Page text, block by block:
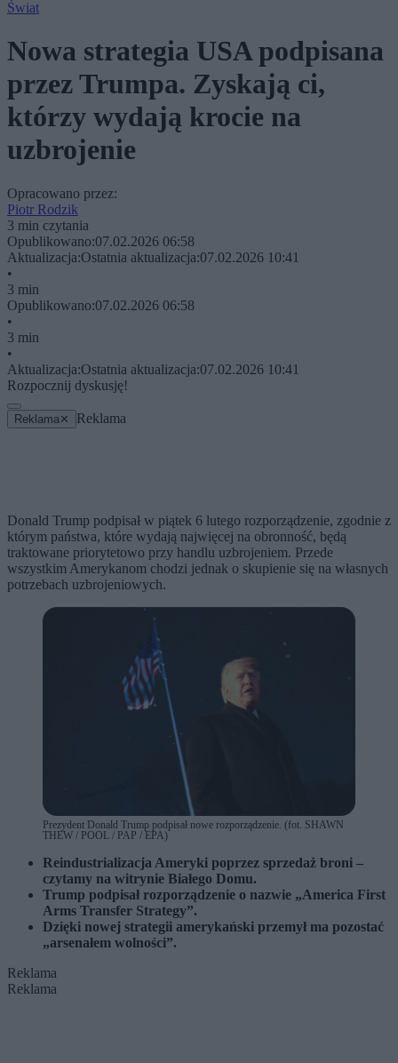
Świat
Nowa strategia USA podpisana
przez Trumpa. Zyskają ci,
którzy wydają krocie na
uzbrojenie
Opracowano przez:
Piotr Rodzik
3 min czytania
Opublikowano:07.02.2026 06:58
Aktualizacja:Ostatnia aktualizacja:07.02.2026 10:41
•
3 min
Opublikowano:07.02.2026 06:58
•
3 min
•
Aktualizacja:Ostatnia aktualizacja:07.02.2026 10:41
Rozpocznij dyskusję!
Reklama ✕ Reklama
Donald Trump podpisał w piątek 6 lutego rozporządzenie, zgodnie z
którym państwa, które wydają najwięcej na obronność, będą
traktowane priorytetowo przy handlu uzbrojeniem. Przede
wszystkim Amerykanom chodzi jednak o skupienie się na własnych
potrzebach uzbrojeniowych.
Prezydent Donald Trump podpisał nowe rozporządzenie. (fot. SHAWN
THEW / POOL / PAP / EPA)
Reindustrializacja Ameryki poprzez sprzedaż broni –
czytamy na witrynie Białego Domu.
Trump podpisał rozporządzenie o nazwie „America First
Arms Transfer Strategy”.
Dzięki nowej strategii amerykański przemył ma pozostać
„arsenałem wolności”.
Reklama
Reklama